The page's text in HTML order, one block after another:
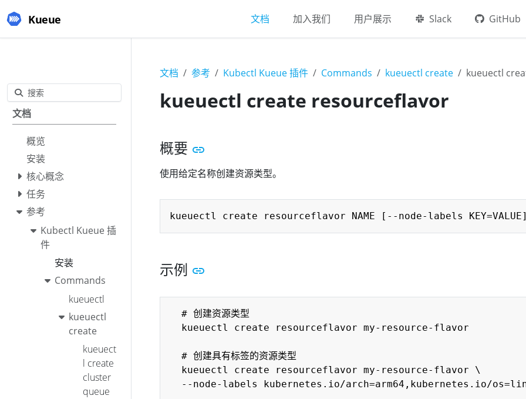
Kueue 文档 加入我们 用户展示 Slack GitHub
搜索
文档
概览
安装
核心概念
任务
参考
Kubectl Kueue 插
件
安装
Commands
kueuectl
kueuectl
create
kueuect
l create
cluster
queue
文档 参考 Kubectl Kueue 插件 Commands kueuectl create kueuectl
kueuectl create resourceflavor
概要
使用给定名称创建资源类型。
示例
  # 创建资源类型
  kueuectl create resourceflavor my-resource-flavor
  # 创建具有标签的资源类型
  kueuectl create resourceflavor my-resource-flavor \
--node-labels kubernetes.io/arch=arm64,kubernetes.io/